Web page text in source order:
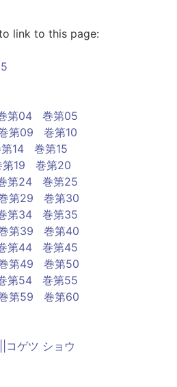
link to this page:
第04
巻第05
第09
巻第10
14
巻第15
第19
巻第20
第24
巻第25
第29
巻第30
第34
巻第35
第39
巻第40
第44
巻第45
第49
巻第50
第54
巻第55
第59 巻第60
ゲツ ショウ